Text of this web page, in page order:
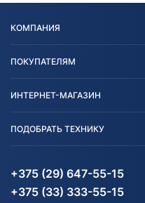
КОМПАНИЯ
Блог
Карта сайта
ПОКУПАТЕЛЯМ
Согласие на обработку
Информация до получения
согласия на обработку
ИНТЕРНЕТ-МАГАЗИН
Агротехника
Водный транспорт
Электротранспорт
ПОДОБРАТЬ ТЕХНИКУ
Агротехника
Электротранспорт
+375 (29) 647-55-15
+375 (33) 333-55-15